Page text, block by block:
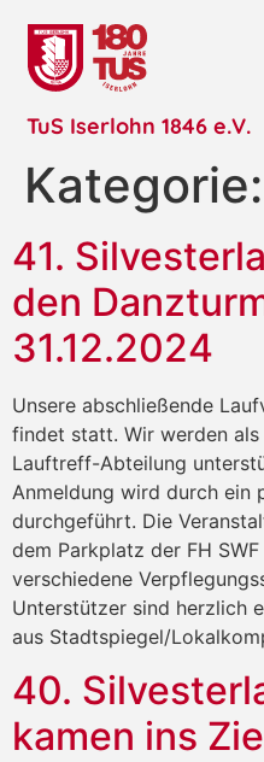
TuS Iserlohn 1846 e.V.
Kategorie:
41.
den
31.12.2024
Unsere abschließende
findet statt. Wir werden als
Lauftreff-Abteilung
Anmeldung wird durch ein
durchgeführt. Die
dem Parkplatz der FH
verschiedene
Unterstützer sind herzlich
aus Stadtspiegel/
40.
kamen ins